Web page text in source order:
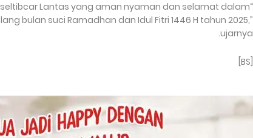
Lantas yang aman nyaman dan selamat dalam
bulan suci Ramadhan dan Idul Fitri 1446 H tahun 2025,”
ujarnya.